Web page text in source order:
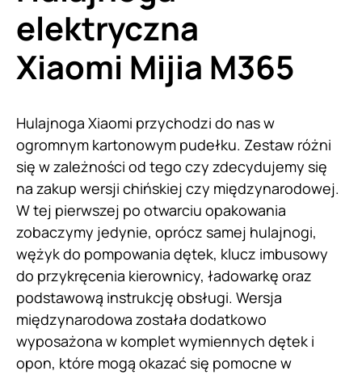
elektryczna
Xiaomi Mijia M365
Hulajnoga Xiaomi przychodzi do nas w
ogromnym kartonowym pudełku. Zestaw różni
się w zależności od tego czy zdecydujemy się
na zakup wersji chińskiej czy międzynarodowej.
W tej pierwszej po otwarciu opakowania
zobaczymy jedynie, oprócz samej hulajnogi,
wężyk do pompowania dętek, klucz imbusowy
do przykręcenia kierownicy, ładowarkę oraz
podstawową instrukcję obsługi. Wersja
międzynarodowa została dodatkowo
wyposażona w komplet wymiennych dętek i
opon, które mogą okazać się pomocne w